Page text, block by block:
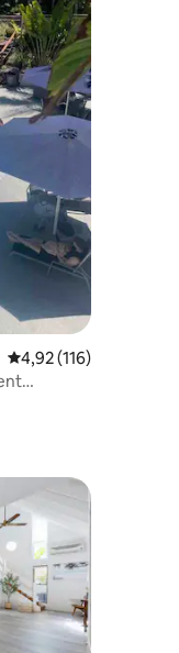
Średnia ocena: 4,92
4,92 (116)